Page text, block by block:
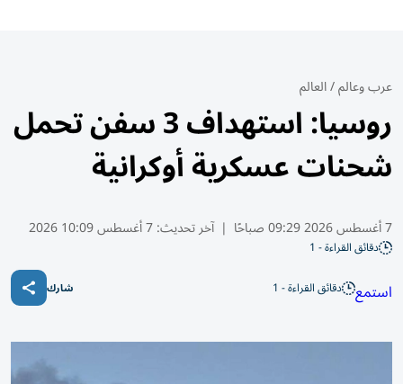
عرب وعالم/العالم
روسيا: استهداف 3 سفن تحمل
شحنات عسكرية أوكرانية
7 أغسطس 2026 09:29 صباحًا | آخر تحديث:7 أغسطس 10:09 2026
دقائق القراءة - 1
استمع دقائق القراءة - 1 شارك